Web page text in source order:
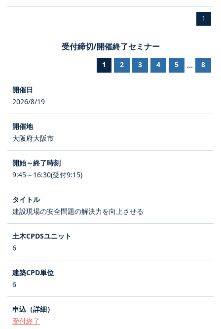
1
受付締切/開催終了セミナー
1 2 3 4 5 ... 8
2026/8/19
大阪府大阪市
9:45～16:30(受付9:15)
建設現場の安全問題の解決力を向上させる
6
6
受付終了